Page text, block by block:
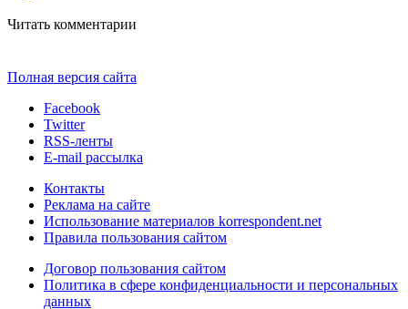
Читать комментарии
Полная версия сайта
Facebook
Twitter
RSS-ленты
E-mail рассылка
Контакты
Реклама на сайте
Использование материалов korrespondent.net
Правила пользования сайтом
Договор пользования сайтом
Политика в сфере конфиденциальности и персональных
данных